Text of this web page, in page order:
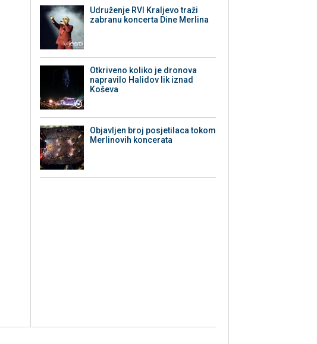
Udruženje RVI Kraljevo traži
zabranu koncerta Dine Merlina
Otkriveno koliko je dronova
napravilo Halidov lik iznad
Koševa
Objavljen broj posjetilaca tokom
Merlinovih koncerata